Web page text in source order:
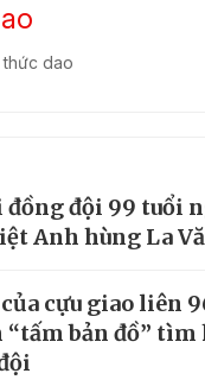
thức dao
đồng đội 99 tuổi
Anh hùng La
cựu giao liên
bản đồ” tìm